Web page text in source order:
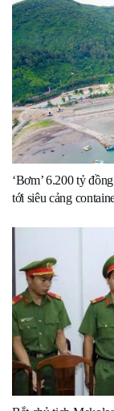
‘Bơm’ 6.200 tỷ
tới siêu cảng